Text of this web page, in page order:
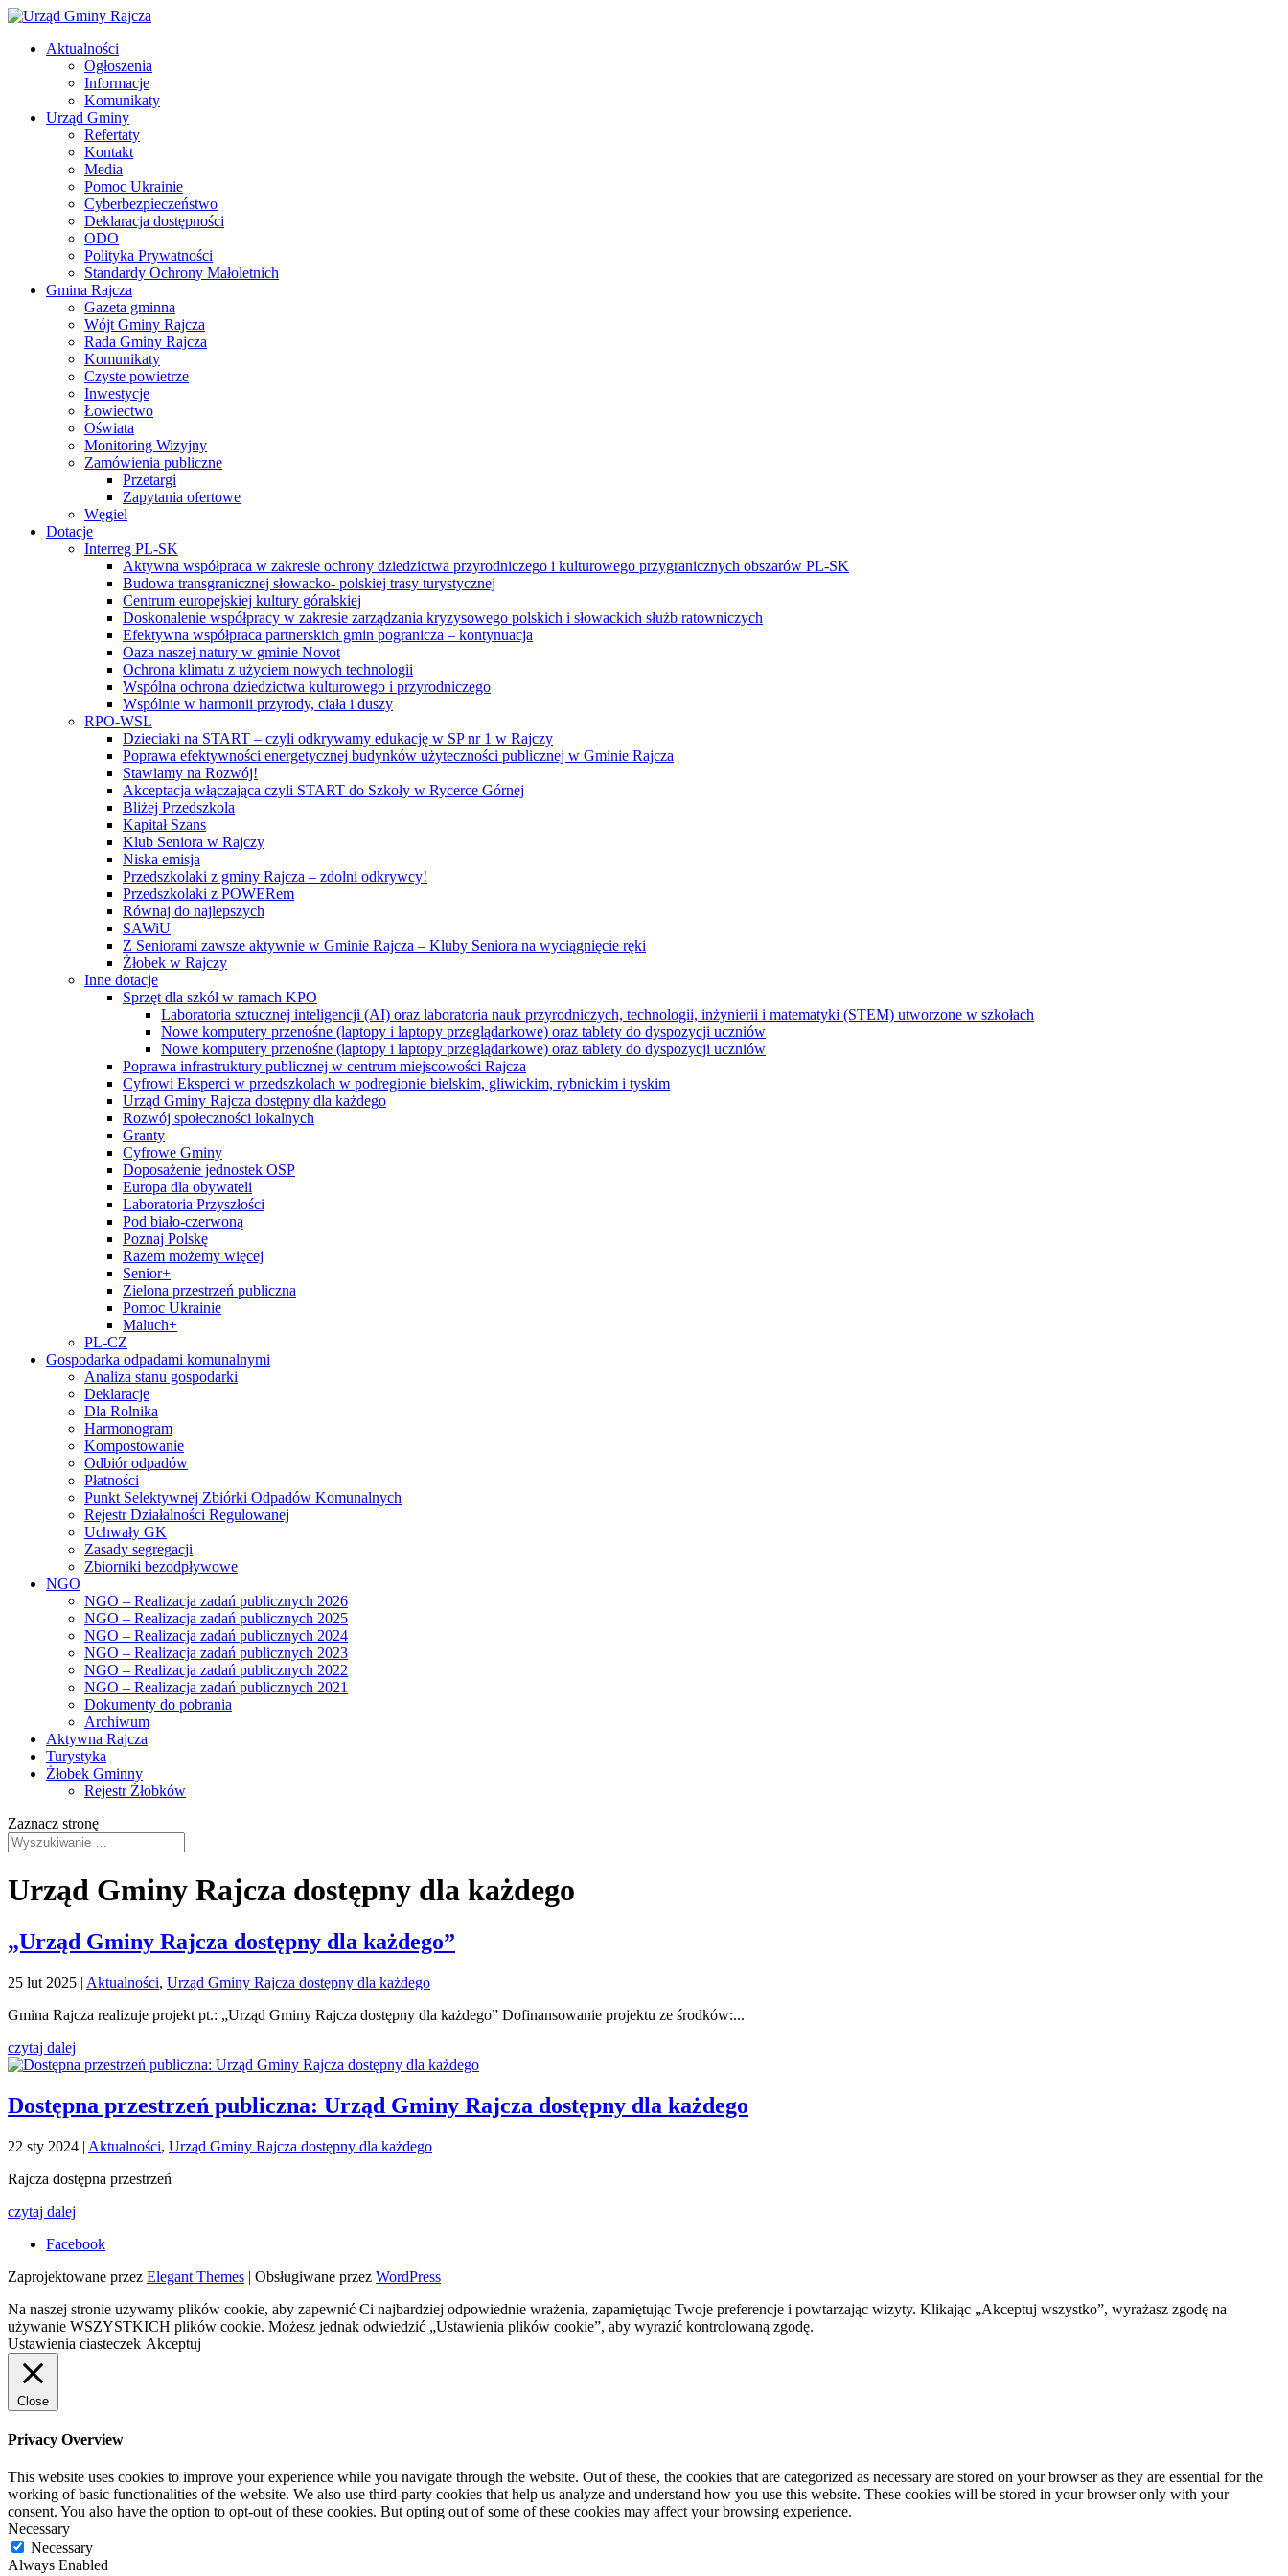
Aktualności
Ogłoszenia
Informacje
Komunikaty
Urząd Gminy
Refertaty
Kontakt
Media
Pomoc Ukrainie
Cyberbezpieczeństwo
Deklaracja dostępności
ODO
Polityka Prywatności
Standardy Ochrony Małoletnich
Gmina Rajcza
Gazeta gminna
Wójt Gminy Rajcza
Rada Gminy Rajcza
Komunikaty
Czyste powietrze
Inwestycje
Łowiectwo
Oświata
Monitoring Wizyjny
Zamówienia publiczne
Przetargi
Zapytania ofertowe
Węgiel
Dotacje
Interreg PL-SK
Aktywna współpraca w zakresie ochrony dziedzictwa przyrodniczego i kulturowego przygranicznych obszarów PL-SK
Budowa transgranicznej słowacko- polskiej trasy turystycznej
Centrum europejskiej kultury góralskiej
Doskonalenie współpracy w zakresie zarządzania kryzysowego polskich i słowackich służb ratowniczych
Efektywna współpraca partnerskich gmin pogranicza – kontynuacja
Oaza naszej natury w gminie Novot
Ochrona klimatu z użyciem nowych technologii
Wspólna ochrona dziedzictwa kulturowego i przyrodniczego
Wspólnie w harmonii przyrody, ciała i duszy
RPO-WSL
Dzieciaki na START – czyli odkrywamy edukację w SP nr 1 w Rajczy
Poprawa efektywności energetycznej budynków użyteczności publicznej w Gminie Rajcza
Stawiamy na Rozwój!
Akceptacja włączająca czyli START do Szkoły w Rycerce Górnej
Bliżej Przedszkola
Kapitał Szans
Klub Seniora w Rajczy
Niska emisja
Przedszkolaki z gminy Rajcza – zdolni odkrywcy!
Przedszkolaki z POWERem
Równaj do najlepszych
SAWiU
Z Seniorami zawsze aktywnie w Gminie Rajcza – Kluby Seniora na wyciągnięcie ręki
Żłobek w Rajczy
Inne dotacje
Sprzęt dla szkół w ramach KPO
Laboratoria sztucznej inteligencji (AI) oraz laboratoria nauk przyrodniczych, technologii, inżynierii i matematyki (STEM) utworzone w szkołach
Nowe komputery przenośne (laptopy i laptopy przeglądarkowe) oraz tablety do dyspozycji uczniów
Nowe komputery przenośne (laptopy i laptopy przeglądarkowe) oraz tablety do dyspozycji uczniów
Poprawa infrastruktury publicznej w centrum miejscowości Rajcza
Cyfrowi Eksperci w przedszkolach w podregionie bielskim, gliwickim, rybnickim i tyskim
Urząd Gminy Rajcza dostępny dla każdego
Rozwój społeczności lokalnych
Granty
Cyfrowe Gminy
Doposażenie jednostek OSP
Europa dla obywateli
Laboratoria Przyszłości
Pod biało-czerwoną
Poznaj Polskę
Razem możemy więcej
Senior+
Zielona przestrzeń publiczna
Pomoc Ukrainie
Maluch+
PL-CZ
Gospodarka odpadami komunalnymi
Analiza stanu gospodarki
Deklaracje
Dla Rolnika
Harmonogram
Kompostowanie
Odbiór odpadów
Płatności
Punkt Selektywnej Zbiórki Odpadów Komunalnych
Rejestr Działalności Regulowanej
Uchwały GK
Zasady segregacji
Zbiorniki bezodpływowe
NGO
NGO – Realizacja zadań publicznych 2026
NGO – Realizacja zadań publicznych 2025
NGO – Realizacja zadań publicznych 2024
NGO – Realizacja zadań publicznych 2023
NGO – Realizacja zadań publicznych 2022
NGO – Realizacja zadań publicznych 2021
Dokumenty do pobrania
Archiwum
Aktywna Rajcza
Turystyka
Żłobek Gminny
Rejestr Żłobków
Zaznacz stronę
Urząd Gminy Rajcza dostępny dla każdego
„Urząd Gminy Rajcza dostępny dla każdego”
25 lut 2025 | Aktualności, Urząd Gminy Rajcza dostępny dla każdego
Gmina Rajcza realizuje projekt pt.: „Urząd Gminy Rajcza dostępny dla każdego” Dofinansowanie projektu ze środków:...
czytaj dalej
Dostępna przestrzeń publiczna: Urząd Gminy Rajcza dostępny dla każdego
22 sty 2024 | Aktualności, Urząd Gminy Rajcza dostępny dla każdego
Rajcza dostępna przestrzeń
czytaj dalej
Facebook
Zaprojektowane przez Elegant Themes | Obsługiwane przez WordPress
Na naszej stronie używamy plików cookie, aby zapewnić Ci najbardziej odpowiednie wrażenia, zapamiętując Twoje preferencje i powtarzając wizyty. Klikając „Akceptuj wszystko”, wyrażasz zgodę na
używanie WSZYSTKICH plików cookie. Możesz jednak odwiedzić „Ustawienia plików cookie”, aby wyrazić kontrolowaną zgodę.
Ustawienia ciasteczek Akceptuj
Close
Privacy Overview
This website uses cookies to improve your experience while you navigate through the website. Out of these, the cookies that are categorized as necessary are stored on your browser as they are essential for the
working of basic functionalities of the website. We also use third-party cookies that help us analyze and understand how you use this website. These cookies will be stored in your browser only with your
consent. You also have the option to opt-out of these cookies. But opting out of some of these cookies may affect your browsing experience.
Necessary
Necessary
Always Enabled